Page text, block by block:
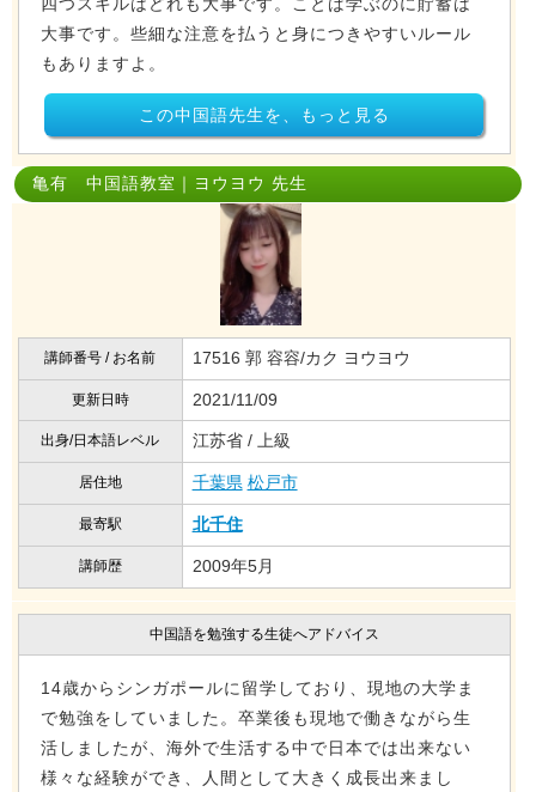
大事です。些細な注意を払うと身につきやすいルール
もありますよ。
この中国語先生を、もっと見る
亀有 中国語教室｜ヨウヨウ 先生
講師番号 / お名前 17516 郭 容容/カク ヨウヨウ
更新日時 2021/11/09
出身/日本語レベル 江苏省 / 上級
居住地 千葉県 松戸市
最寄駅 北千住
講師歴 2009年5月
中国語を勉強する生徒へアドバイス
14歳からシンガポールに留学しており、現地の大学ま
で勉強をしていました。卒業後も現地で働きながら生
活しましたが、海外で生活する中で日本では出来ない
様々な経験ができ、人間として大きく成長出来まし